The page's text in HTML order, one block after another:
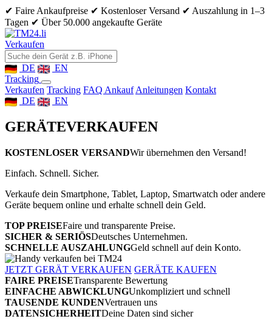
✔ Faire Ankaufpreise ✔ Kostenloser Versand ✔ Auszahlung in 1–3
Tagen ✔ Über 50.000 angekaufte Geräte
Verkaufen
DE
EN
Tracking
Verkaufen Tracking FAQ Ankauf Anleitungen Kontakt
DE
EN
GERÄTEVERKAUFEN
KOSTENLOSER VERSANDWir übernehmen den Versand!
Einfach. Schnell. Sicher.
Verkaufe dein Smartphone, Tablet, Laptop, Smartwatch oder andere
Geräte bequem online und erhalte schnell dein Geld.
TOP PREISEFaire und transparente Preise.
SICHER & SERIÖSDeutsches Unternehmen.
SCHNELLE AUSZAHLUNGGeld schnell auf dein Konto.
JETZT GERÄT VERKAUFEN GERÄTE KAUFEN
FAIRE PREISETransparente Bewertung
EINFACHE ABWICKLUNGUnkompliziert und schnell
TAUSENDE KUNDENVertrauen uns
DATENSICHERHEITDeine Daten sind sicher